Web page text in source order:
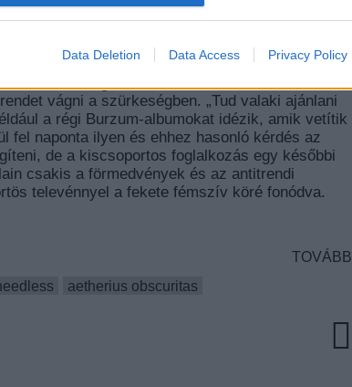
Data Deletion Data Access Privacy Policy
tartja a mondás. Ez különösen
66 percenként jelenik meg új blackmetal(os)
vagy kazettán vagy bakeliten, a tagok
A Lángoló Fatemplomok célja nem más, mint
a legunikálisabbat és a
vágni a szürkeségben. „Tud valaki ajánlani
a régi Burzum-albumokat idézik, amik vetítik
fel naponta ilyen és ehhez hasonló kérdés az
de a kiscsoportos foglalkozás egy későbbi
csakis a förmedvények és az antitrendi
televénnyel a fekete fémszív köré fonódva.
TOVÁBB
aetherius obscuritas